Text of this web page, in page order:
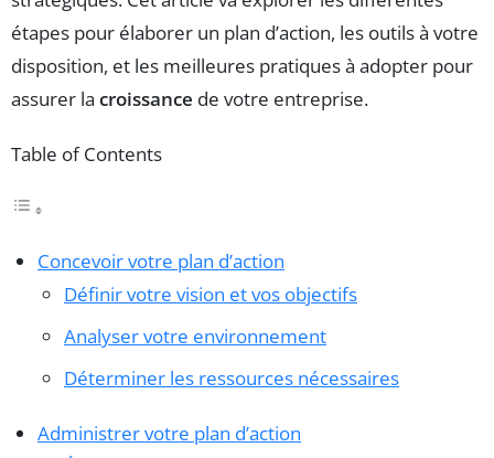
étapes pour élaborer un plan d’action, les outils à votre
disposition, et les meilleures pratiques à adopter pour
assurer la croissance de votre entreprise.
Table of Contents
Concevoir votre plan d’action
Définir votre vision et vos objectifs
Analyser votre environnement
Déterminer les ressources nécessaires
Administrer votre plan d’action